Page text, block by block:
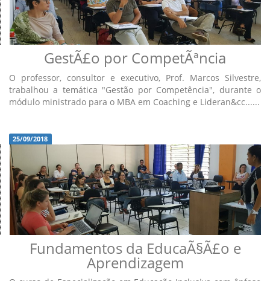
GestÃ£o por CompetÃªncia
O professor, consultor e executivo, Prof. Marcos Silvestre,
trabalhou a temática "Gestão por Competência", durante o
módulo ministrado para o MBA em Coaching e Lideran&cc......
25/09/2018
Fundamentos da EducaÃ§Ã£o e
Aprendizagem